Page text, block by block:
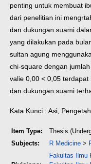
penting untuk membuat
dari penelitian ini
dan dukungan suami
yang dilakukan pada
sultan agung
chi-square dengan
valie 0,00 < 0,05
dan dukungan suami
Kata Kunci : Asi,
Item Type:
Thesis
Subjects:
R Medicine >
Fakultas Ilmu